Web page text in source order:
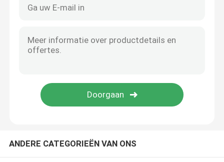
Poreuze renbaan
Gras van het tuin het Kunstmatige Gras
Het acrylsporten Vloeren
ANDERE CATEGORIEËN VAN ONS